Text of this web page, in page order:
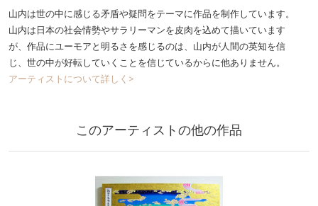
山内は世の中に感じる矛盾や疑問をテーマに作品を制作しています。
山内は日本の社会情勢やサラリーマンを皮肉を込めて描いています
が、作品にユーモアと明るさを感じるのは、山内が人間の英知を信
じ、世の中が好転していくことを信じているからに他ありません。
アーティストについて詳しく>
このアーティストの他の作品